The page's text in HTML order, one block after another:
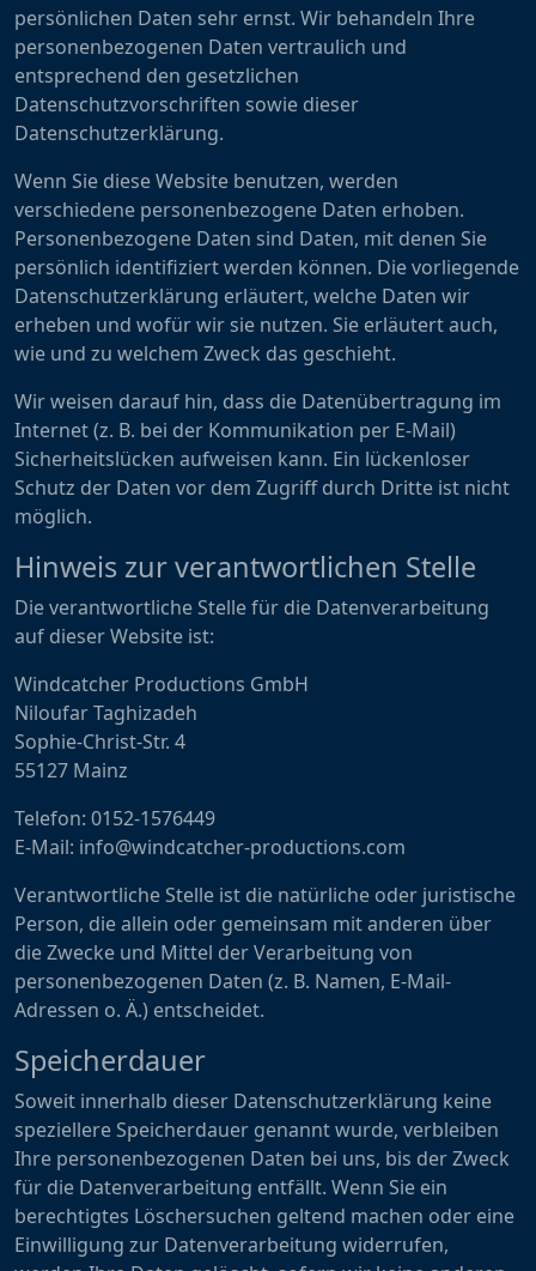
persönlichen Daten sehr ernst. Wir behandeln Ihre
personenbezogenen Daten vertraulich und
entsprechend den gesetzlichen
Datenschutzvorschriften sowie dieser
Datenschutzerklärung.
Wenn Sie diese Website benutzen, werden
verschiedene personenbezogene Daten erhoben.
Personenbezogene Daten sind Daten, mit denen Sie
persönlich identifiziert werden können. Die vorliegende
Datenschutzerklärung erläutert, welche Daten wir
erheben und wofür wir sie nutzen. Sie erläutert auch,
wie und zu welchem Zweck das geschieht.
Wir weisen darauf hin, dass die Datenübertragung im
Internet (z. B. bei der Kommunikation per E-Mail)
Sicherheitslücken aufweisen kann. Ein lückenloser
Schutz der Daten vor dem Zugriff durch Dritte ist nicht
möglich.
Hinweis zur verantwortlichen Stelle
Die verantwortliche Stelle für die Datenverarbeitung
auf dieser Website ist:
Windcatcher Productions GmbH
Niloufar Taghizadeh
Sophie-Christ-Str. 4
55127 Mainz
Telefon: 0152-1576449
E-Mail: info@windcatcher-productions.com
Verantwortliche Stelle ist die natürliche oder juristische
Person, die allein oder gemeinsam mit anderen über
die Zwecke und Mittel der Verarbeitung von
personenbezogenen Daten (z. B. Namen, E-Mail-
Adressen o. Ä.) entscheidet.
Speicherdauer
Soweit innerhalb dieser Datenschutzerklärung keine
speziellere Speicherdauer genannt wurde, verbleiben
Ihre personenbezogenen Daten bei uns, bis der Zweck
für die Datenverarbeitung entfällt. Wenn Sie ein
berechtigtes Löschersuchen geltend machen oder eine
Einwilligung zur Datenverarbeitung widerrufen,